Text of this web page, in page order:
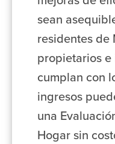
sean
residentes de
propietarios
cumplan con
ingresos
una
Hogar sin